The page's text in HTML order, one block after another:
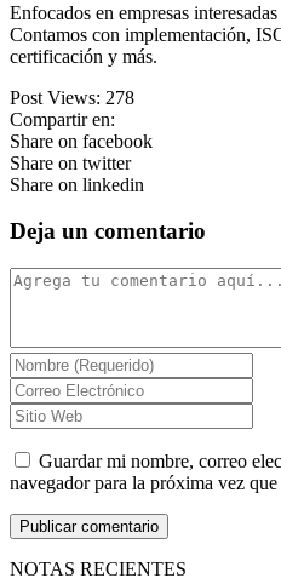
Enfocados en empresas
Contamos con implementación,
certificación y más.
Post Views: 278
Compartir en:
Share on facebook
Share on twitter
Share on linkedin
Deja un comentario
Guardar mi nombre, correo
navegador para la próxima vez
NOTAS RECIENTES